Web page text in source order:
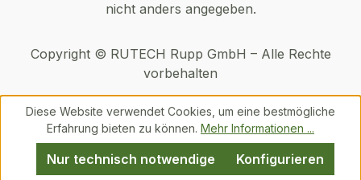
nicht anders angegeben.
Copyright © RUTECH Rupp GmbH – Alle Rechte
vorbehalten
Diese Website verwendet Cookies, um eine bestmögliche
Erfahrung bieten zu können. Mehr Informationen ...
Nur technisch notwendige Konfigurieren